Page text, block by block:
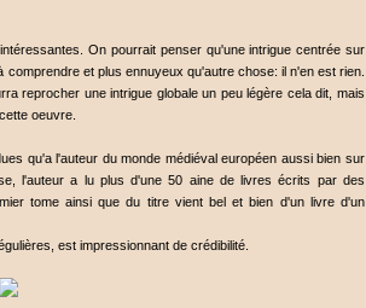
On pourrait penser qu'une intrigue centrée sur
et plus ennuyeux qu'autre chose: il n'en est rien.
reprocher une intrigue globale un peu légère cela dit, mais
oeuvre.
qu'a l'auteur du monde médiéval européen aussi bien sur
l'auteur a lu plus d'une 50 aine de livres écrits par des
tome ainsi que du titre vient bel et bien d'un livre d'un
est impressionnant de crédibilité.